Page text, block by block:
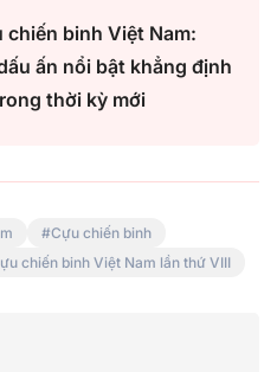
chiến binh Việt Nam:
ấn nổi bật khẳng định
thời kỳ mới
Cựu chiến binh
chiến binh Việt Nam lần thứ VIII